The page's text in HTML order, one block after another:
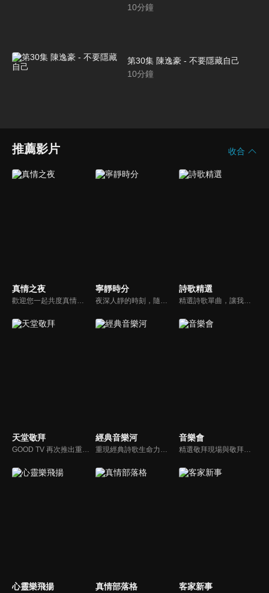
10分鐘
第30集 陳逸豪 - 不要隱藏自己
10分鐘
推薦影片 收合
真情之夜 寧靜時分 詩歌精選
精選詩歌單曲，讓我們獻上全心全人的敬拜。
天堂敬拜
GOOD TV 再次推出重量級音樂節目《天堂敬拜》，匯集當代知名音樂人，在敬拜水流中引領觀眾經歷神的同在。期盼觀眾收看時，神的同在降臨、聖靈充滿；透過音樂成為橋樑，讓神同在的氛圍，吸引非基督徒渴望認識神，得著救恩。
經典音樂河
重現經典詩歌生命力，讓您在歌中感受上帝亙古榮耀作為和救贖大恩。
音樂會
精選敬拜現場與敬拜者真實的分享，讓我們一起向神獻上最美的祭。
心靈樂飛揚 真情部落格 客家新事